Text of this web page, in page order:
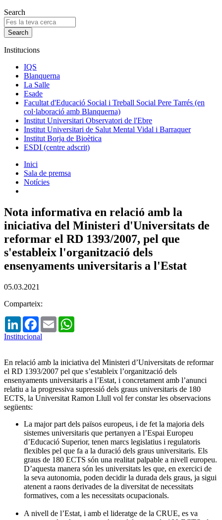
Search
Institucions
IQS
Blanquerna
La Salle
Esade
Facultat d'Educació Social i Treball Social Pere Tarrés (en
col·laboració amb Blanquerna)
Institut Universitari Observatori de l'Ebre
Institut Universitari de Salut Mental Vidal i Barraquer
Institut Borja de Bioètica
ESDI (centre adscrit)
Inici
Sala de premsa
Notícies
Nota informativa en relació amb la
iniciativa del Ministeri d'Universitats de
reformar el RD 1393/2007, pel que
s'estableix l'organització dels
ensenyaments universitaris a l'Estat
05.03.2021
Comparteix:
LinkedInFacebook
Email
Institucional
En relació amb la iniciativa del Ministeri d’Universitats de reformar
el RD 1393/2007 pel que s’estableix l’organització dels
ensenyaments universitaris a l’Estat, i concretament amb l’anunci
relatiu a la progressiva supressió dels graus universitaris de 180
ECTS, la Universitat Ramon Llull vol fer constar les observacions
següents:
La major part dels països europeus, i de fet la majoria dels
sistemes universitaris que pertanyen a l’Espai Europeu
d’Educació Superior, tenen marcs legislatius i regulatoris
flexibles pel que fa a la duració dels graus universitaris. Els
graus de 180 ECTS són una realitat palpable a nivell europeu.
D’aquesta manera són les universitats les que, en exercici de
la seva autonomia, poden decidir la durada dels graus, ja sigui
atenent a raons derivades de la diversitat de necessitats
formatives, com a les necessitats ocupacionals.
A nivell de l’Estat, i amb el lideratge de la CRUE, es va